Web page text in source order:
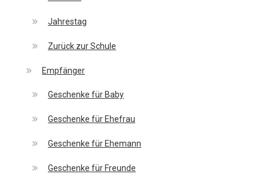
Jahrestag
Zurück zur Schule
Empfänger
Geschenke für Baby
Geschenke für Ehefrau
Geschenke für Ehemann
Geschenke für Freunde